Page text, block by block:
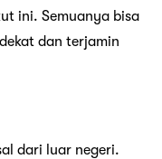
ini. Semuanya bisa
dan terjamin
dari luar negeri.